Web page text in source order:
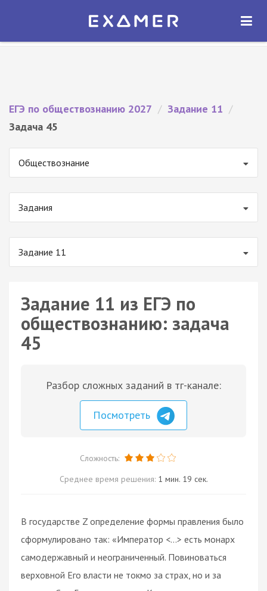
Экзамер — ЕГЭ 2027
ОТКРЫТЬ
ЕГЭ по обществознанию 2027 / Задание 11 /
Задача 45
Обществознание
Задания
Задание 11
Задание 11 из ЕГЭ по
обществознанию: задача
45
Разбор сложных заданий в тг-канале:
Посмотреть
Сложность:
Среднее время решения: 1 мин. 19 сек.
В государстве Z определение формы правления было
сформулировано так: «Император <…> есть монарх
самодержавный и неограниченный. Повиноваться
верховной Его власти не токмо за страх, но и за